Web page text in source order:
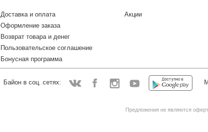
Доставка и оплата
Оформление заказа
Возврат товара и денег
Пользовательское соглашение
Бонусная программа
Акции
Байон в соц. сетях:
Предложения не являются